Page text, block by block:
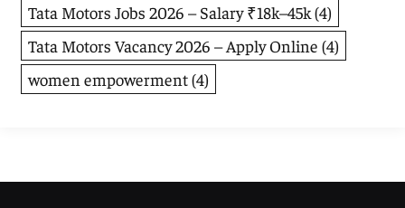
Tata Motors Jobs 2026 – Salary ₹18k–45k(4)
Tata Motors Vacancy 2026 – Apply Online (4)
women empowerment(4)